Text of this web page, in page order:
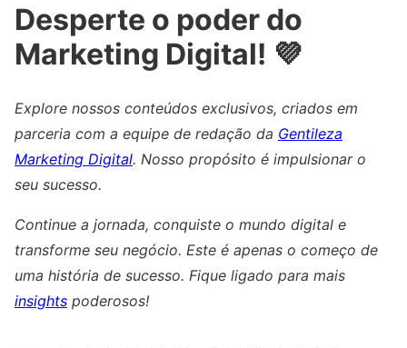
Desperte o poder do
Marketing Digital! 💜
Explore nossos conteúdos exclusivos, criados em
parceria com a equipe de redação da Gentileza
Marketing Digital. Nosso propósito é impulsionar o
seu sucesso.
Continue a jornada, conquiste o mundo digital e
transforme seu negócio. Este é apenas o começo de
uma história de sucesso. Fique ligado para mais
insights poderosos!